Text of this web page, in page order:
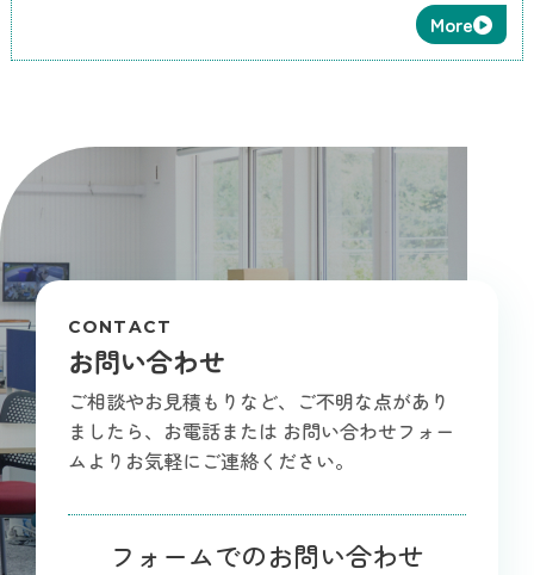
More
CONTACT
お問い合わせ
ご相談やお見積もりなど、ご不明な点があり
ましたら、お電話または お問い合わせフォー
ムよりお気軽にご連絡ください。
フォームでのお問い合わせ